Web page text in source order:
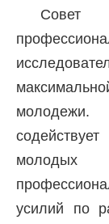
Совет
молодых
усилий по